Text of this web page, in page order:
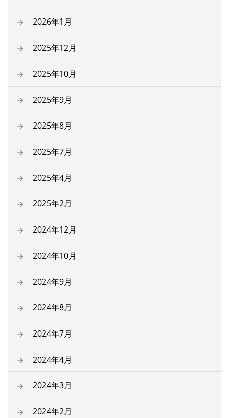
2026年1月
2025年12月
2025年10月
2025年9月
2025年8月
2025年7月
2025年4月
2025年2月
2024年12月
2024年10月
2024年9月
2024年8月
2024年7月
2024年4月
2024年3月
2024年2月